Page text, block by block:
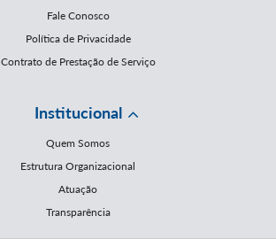
Fale Conosco
Política de Privacidade
Contrato de Prestação de Serviço
Institucional
Quem Somos
Estrutura Organizacional
Atuação
Transparência